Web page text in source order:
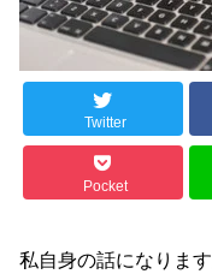
Twitter
Pocket
私自身の話になりま